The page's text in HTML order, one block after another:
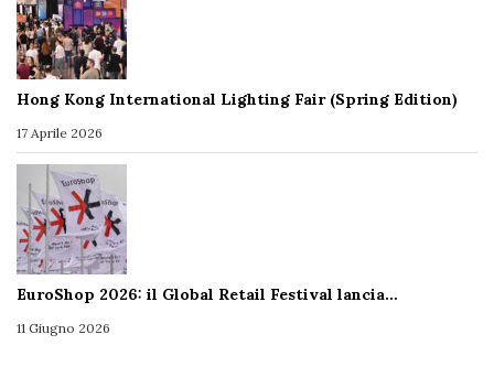
Hong Kong International Lighting Fair (Spring Edition)
17 Aprile 2026
EuroShop 2026: il Global Retail Festival lancia…
11 Giugno 2026